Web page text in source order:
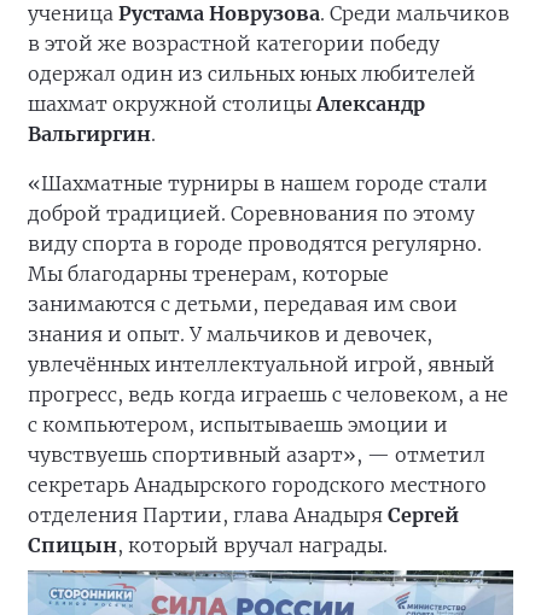
ученица Рустама Новрузова. Среди мальчиков
в этой же возрастной категории победу
одержал один из сильных юных любителей
шахмат окружной столицыАлександр
Вальгиргин.
«Шахматные турниры в нашем городе стали
доброй традицией. Соревнования по этому
виду спорта в городе проводятся регулярно.
Мы благодарны тренерам, которые
занимаются с детьми, передавая им свои
знания и опыт. У мальчиков и девочек,
увлечённых интеллектуальной игрой, явный
прогресс, ведь когда играешь с человеком, а не
с компьютером, испытываешь эмоции и
чувствуешь спортивный азарт», — отметил
секретарь Анадырского городского местного
отделения Партии, глава Анадыря Сергей
Спицын, который вручал награды.